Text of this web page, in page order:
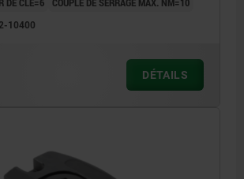
10400
DÉTAILS